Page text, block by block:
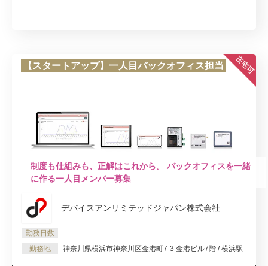
制度も仕組みも、正解はこれから。 バックオフィスを一緒
に作る一人目メンバー募集
デバイスアンリミテッドジャパン株式会社
勤務日数
勤務地
神奈川県横浜市神奈川区金港町7-3 金港ビル7階 / 横浜駅
【スタートアップ】一人目バックオフィス担当